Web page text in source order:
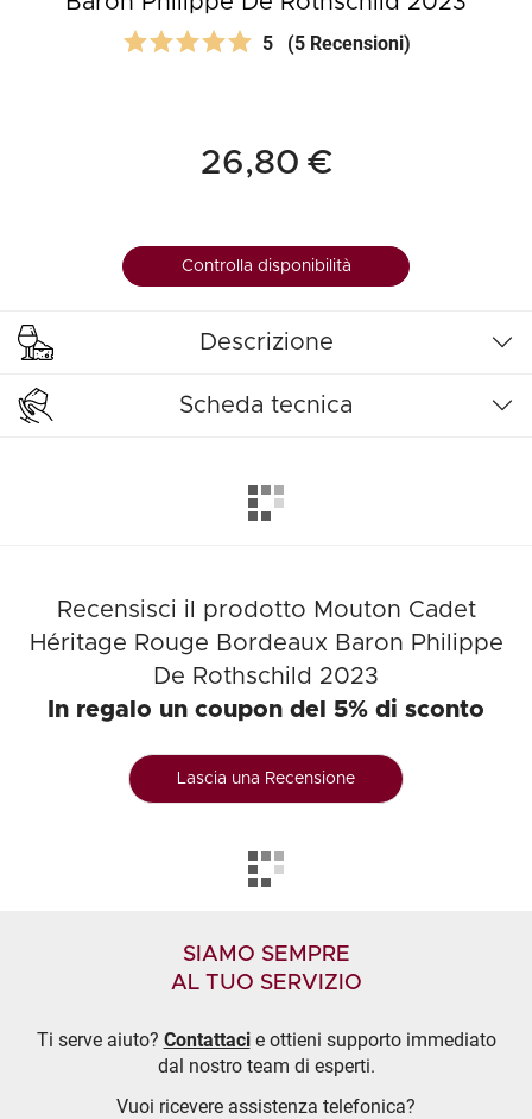
5 (5 Recensioni)
26,80 €
Controlla disponibilità
Descrizione
Scheda tecnica
Recensisci il prodotto Mouton Cadet
Héritage Rouge Bordeaux Baron Philippe
De Rothschild 2023
In regalo un coupon del 5% di sconto
Lascia una Recensione
SIAMO SEMPRE
AL TUO SERVIZIO
Ti serve aiuto? Contattacie ottieni supporto immediato
dal nostro team di esperti.
Vuoi ricevere assistenza telefonica?